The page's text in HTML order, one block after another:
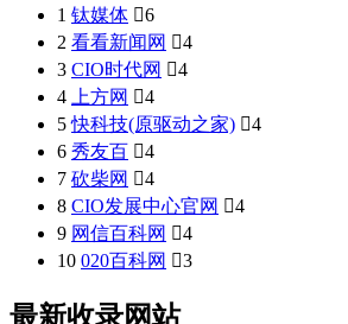
1 钛媒体 6
2 看看新闻网 4
3 CIO时代网 4
4
上方网 4
5 快科技(原驱动之家) 4
6 秀友百 4
7 砍柴网 4
8 CIO发展中心官网 4
9 网信百科网 4
10 020百科网 3
最新收录网站